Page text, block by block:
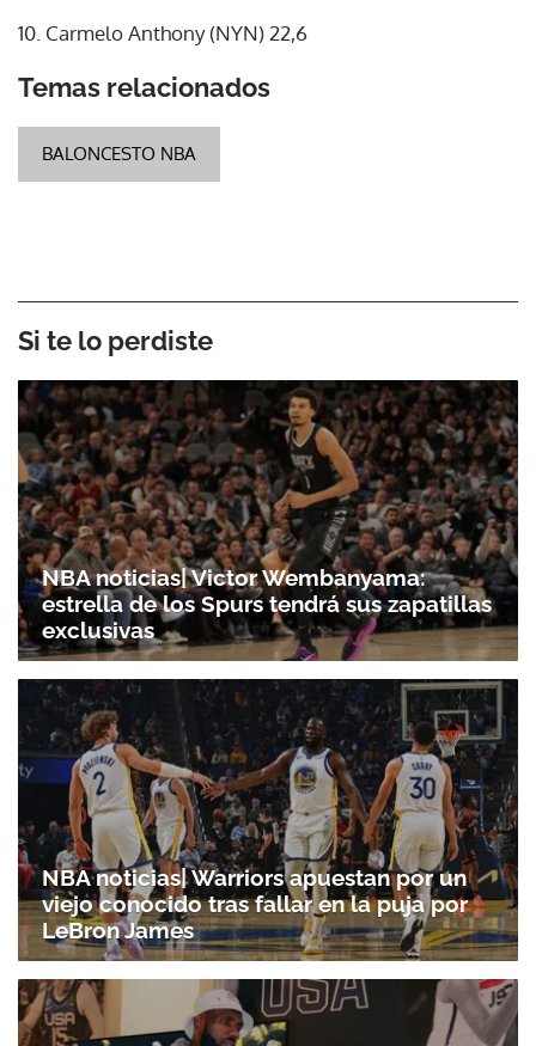
10. Carmelo Anthony (NYN) 22,6
Temas relacionados
BALONCESTO NBA
Si te lo perdiste
NBA noticias| Victor Wembanyama:
estrella de los Spurs tendrá sus zapatillas
exclusivas
NBA noticias| Warriors apuestan por un
viejo conocido tras fallar en la puja por
LeBron James